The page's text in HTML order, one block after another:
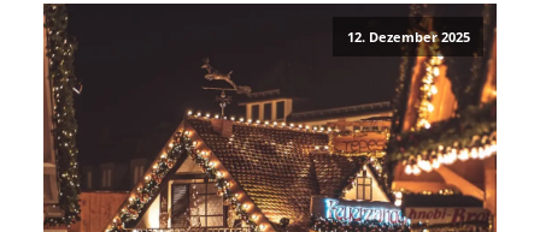
12. Dezember 2025